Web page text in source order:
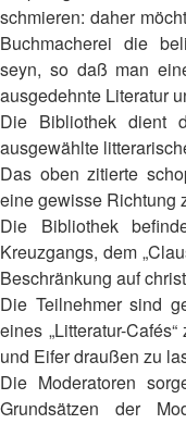
schmieren: daher
Buchmacherei die
seyn, so daß man
ausgedehnte Literatur
Die Bibliothek dient
ausgewählte
Das oben zitierte
eine gewisse Richtung
Die Bibliothek
Kreuzgangs, dem
Beschränkung auf
Die Teilnehmer sind
eines „Litteratur-
und Eifer draußen zu
Die Moderatoren
Grundsätzen der